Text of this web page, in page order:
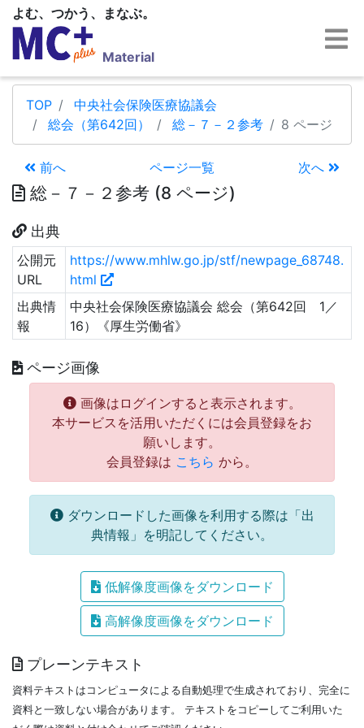
よむ、つかう、まなぶ。
Material
TOP
中央社会保険医療協議会
総会（第642回）
総－７－２参考 8 ページ
前へ ページ一覧 次へ
総－７－２参考 (8 ページ)
出典
公開元
URL
https://www.mhlw.go.jp/stf/newpage_68748.
html
出典情
報
中央社会保険医療協議会 総会（第642回 1／
16）《厚生労働省》
ページ画像
画像はログインすると表示されます。
本サービスを活用いただくには会員登録をお
願いします。
会員登録は こちら から。
ダウンロードした画像を利用する際は「出
典情報」を明記してください。
低解像度画像をダウンロード
高解像度画像をダウンロード
プレーンテキスト
資料テキストはコンピュータによる自動処理で生成されており、完全に
資料と一致しない場合があります。 テキストをコピーしてご利用いた